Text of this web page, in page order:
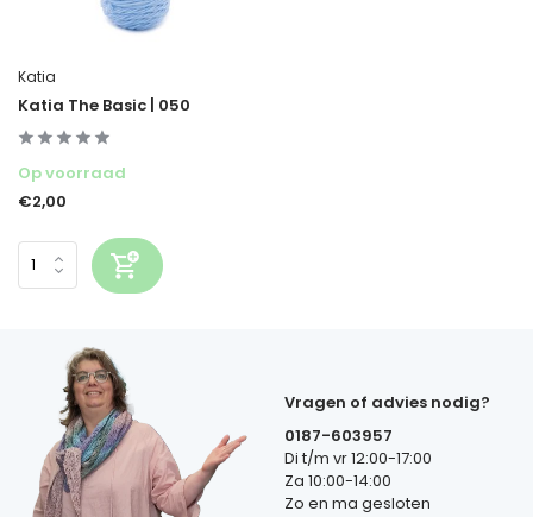
Katia
Katia The Basic | 050
Op voorraad
€2,00
Vragen of advies nodig?
0187-603957
Di t/m vr 12:00-17:00
Za 10:00-14:00
Zo en ma gesloten